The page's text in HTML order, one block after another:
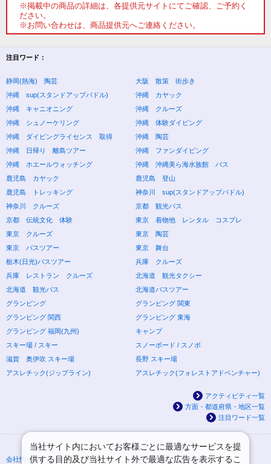
※掲載中の商品の詳細は、各提供元サイトにてご確認、ご予約く
ださい。
※お問い合わせは、商品提供元へご連絡ください。
注目ワード：
静岡(熱海) 陶芸
大阪 散策 街歩き
沖縄 sup(スタンドアップパドル)
沖縄 カヤック
沖縄 キャニオニング
沖縄 クルーズ
沖縄 シュノーケリング
沖縄 体験ダイビング
沖縄 ダイビングライセンス 取得
沖縄 陶芸
沖縄 日帰り 離島ツアー
沖縄 ファンダイビング
沖縄 ホエールウォッチング
沖縄 沖縄美ら海水族館 バス
鹿児島 カヤック
鹿児島 登山
鹿児島 トレッキング
神奈川 sup(スタンドアップパドル)
神奈川 クルーズ
京都 観光バス
京都 伝統文化 体験
東京 着物他 レンタル コスプレ
東京 クルーズ
東京 陶芸
東京 バスツアー
東京 舞台
栃木(日光)バスツアー
兵庫 クルーズ
兵庫 レストラン クルーズ
北海道 観光タクシー
北海道 観光バス
北海道バスツアー
グランピング
グランピング 関東
グランピング 関西
グランピング 東海
グランピング 福岡(九州)
キャンプ
スキー場 / スキー
スノーボード / スノボ
滋賀 奥伊吹 スキー場
長野 スキー場
アスレチック(ジップライン)
アスレチック(フォレストアドベンチャー)
アクティビティ一覧
方面・都道府県・地区一覧
注目ワード一覧
会社情報 プライバシーポリシー
当社サイト内においてお客様ごとに最適なサービスを提
供する目的及び当社サイト外で最適な広告を表示するこ